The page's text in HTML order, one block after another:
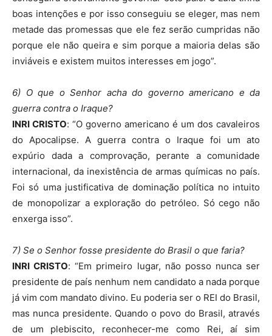
boas intenções e por isso conseguiu se eleger, mas nem
metade das promessas que ele fez serão cumpridas não
porque ele não queira e sim porque a maioria delas são
inviáveis e existem muitos interesses em jogo”.
6) O que o Senhor acha do governo americano e da
guerra contra o Iraque?
INRI CRISTO: “O governo americano é um dos cavaleiros
do Apocalipse. A guerra contra o Iraque foi um ato
expúrio dada a comprovação, perante a comunidade
internacional, da inexistência de armas químicas no país.
Foi só uma justificativa de dominação política no intuito
de monopolizar a exploração do petróleo. Só cego não
enxerga isso”.
7) Se o Senhor fosse presidente do Brasil o que faria?
INRI CRISTO: “Em primeiro lugar, não posso nunca ser
presidente de país nenhum nem candidato a nada porque
já vim com mandato divino. Eu poderia ser o REI do Brasil,
mas nunca presidente. Quando o povo do Brasil, através
de um plebiscito, reconhecer-me como Rei, aí sim